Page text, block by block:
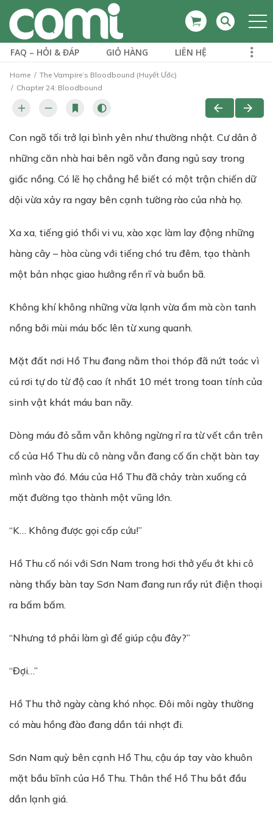
FAQ – HỎI & ĐÁP GIỎ HÀNG LIÊN HỆ
Home
The Vampire’s Bloodbound (Huyết Ước)
Chapter 24: Bloodbound
Con ngõ tối trở lại bình yên như thường nhật. Cư dân ở
những căn nhà hai bên ngõ vẫn đang ngủ say trong
giấc nồng. Có lẽ họ chẳng hề biết có một trận chiến dữ
dội vừa xảy ra ngay bên cạnh tường rào của nhà họ.
Xa xa, tiếng gió thổi vi vu, xào xạc làm lay động những
hàng cây – hòa cùng với tiếng chó tru đêm, tạo thành
một bản nhạc giao hưởng rền rĩ và buồn bã.
Không khí không những vừa lạnh vừa ẩm mà còn tanh
nồng bởi mùi máu bốc lên từ xung quanh.
Mặt đất nơi Hồ Thu đang nằm thoi thóp đã nứt toác vì
cú rơi tự do từ độ cao ít nhất 10 mét trong toan tính của
sinh vật khát máu ban nãy.
Dòng máu đỏ sẫm vẫn không ngừng rỉ ra từ vết cắn trên
cổ của Hồ Thu dù cô nàng vẫn đang cố ấn chặt bàn tay
mình vào đó. Máu của Hồ Thu đã chảy tràn xuống cả
mặt đường tạo thành một vũng lớn.
“K… Không được gọi cấp cứu!”
Hồ Thu cố nói với Sơn Nam trong hơi thở yếu ớt khi cô
nàng thấy bàn tay Sơn Nam đang run rẩy rút điện thoại
ra bấm bấm.
“Nhưng tớ phải làm gì để giúp cậu đây?”
“Đợi…”
Hồ Thu thở ngày càng khó nhọc. Đôi môi ngày thường
có màu hồng đào đang dần tái nhợt đi.
Sơn Nam quỳ bên cạnh Hồ Thu, cậu áp tay vào khuôn
mặt bầu bĩnh của Hồ Thu. Thân thể Hồ Thu bắt đầu
dần lạnh giá.